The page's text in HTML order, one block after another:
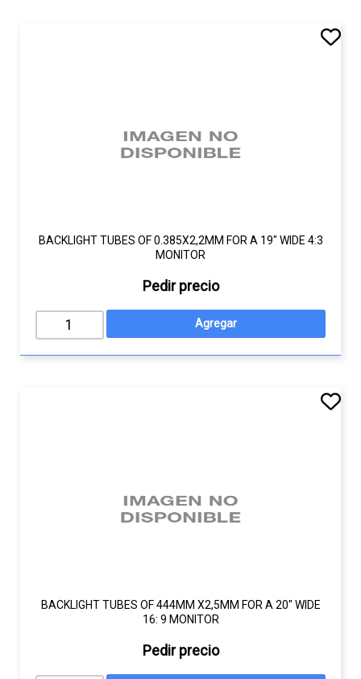
BACKLIGHT TUBES OF 0.385X2,2MM FOR A 19" WIDE 4:3
MONITOR
Pedir precio
BACKLIGHT TUBES OF 444MM X2,5MM FOR A 20" WIDE
16: 9 MONITOR
Pedir precio